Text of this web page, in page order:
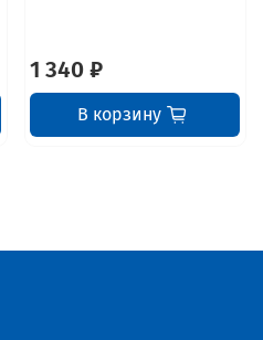
1 340 ₽
В корзину